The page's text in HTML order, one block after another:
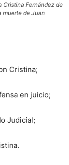
Cristina Fernández de
muerte de Juan
Cristina;
en juicio;
Judicial;